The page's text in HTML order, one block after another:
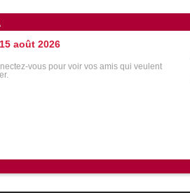
août 2026
vous pour voir vos amis qui veulent